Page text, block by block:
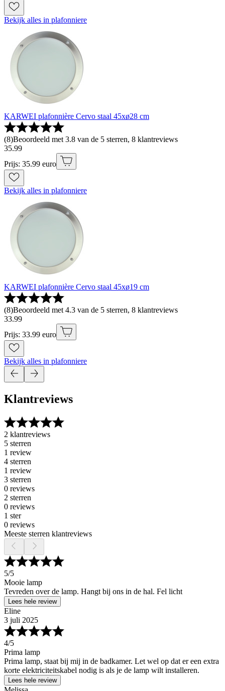
Bekijk alles in plafonniere
KARWEI plafonnière Cervo staal 45xø28 cm
(8)Beoordeeld met 3.8 van de 5 sterren, 8 klantreviews
35.99
Prijs: 35.99 euro
Bekijk alles in plafonniere
KARWEI plafonnière Cervo staal 45xø19 cm
(8)Beoordeeld met 4.3 van de 5 sterren, 8 klantreviews
33.99
Prijs: 33.99 euro
Bekijk alles in plafonniere
Klantreviews
2 klantreviews
5 sterren
1 review
4 sterren
1 review
3 sterren
0 reviews
2 sterren
0 reviews
1 ster
0 reviews
Meeste sterren klantreviews
5/5
Mooie lamp
Tevreden over de lamp. Hangt bij ons in de hal. Fel licht
Lees hele review
Eline
3 juli 2025
4/5
Prima lamp
Prima lamp, staat bij mij in de badkamer. Let wel op dat er een extra
korte elektriciteitskabel nodig is als je de lamp wilt installeren.
Lees hele review